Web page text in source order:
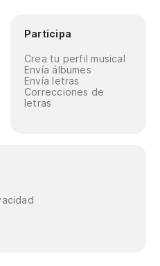
Participa
Crea tu perfil musical
Envía álbumes
Envía letras
Correcciones de
letras